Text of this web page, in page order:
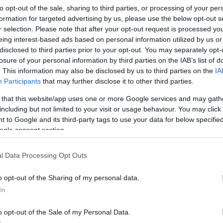
opt-out of the sale, sharing to third parties, or processing of your
for targeted advertising by us, please use the below opt-out
selection. Please note that after your opt-out request is processed
interest-based ads based on personal information utilized by us
to third parties prior to your opt-out. You may separately
of your personal information by third parties on the IAB’s list of
This information may also be disclosed by us to third parties on the
Participants that may further disclose it to other third parties.
that this website/app uses one or more Google services and may
but not limited to your visit or usage behaviour. You may
to Google and its third-party tags to use your data for below
consent section.
Data Processing Opt Outs
opt-out of the Sharing of my personal data.
opt-out of the Sale of my Personal Data.
Link másolása
kérjük, hogy a forráspont elérése után
gondolkozik az AHang nevű civil
a tűzijátékra költött 1,3 milliárd